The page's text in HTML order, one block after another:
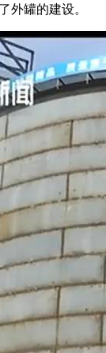
外罐的建设。